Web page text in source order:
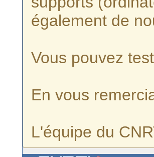
également de
Vous pouvez
En vous
L'équipe du